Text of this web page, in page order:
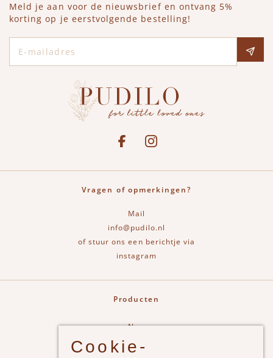
Meld je aan voor de nieuwsbrief en ontvang 5%
korting op je eerstvolgende bestelling!
See our FacebookBekijk onze Instagram pagina
Vragen of opmerkingen?
Mail
info@pudilo.nl
of stuur ons een berichtje via
instagram
Producten
New
Jongens
Cookie-